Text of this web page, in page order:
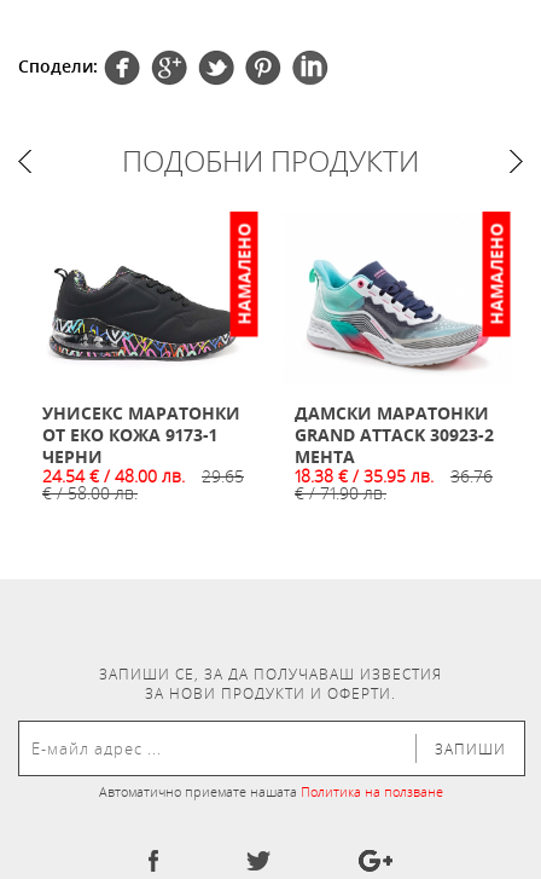
Сподели:
ПОДОБНИ ПРОДУКТИ
НАМАЛЕНО
УНИСЕКС МАРАТОНКИ
ОТ ЕКО КОЖА 9173-1
ЧЕРНИ
24.54 € / 48.00 лв.
29.65
€ / 58.00 лв.
НАМАЛЕНО
ДАМСКИ МАРАТОНКИ
GRAND ATTACK 30923-2
МЕНТА
18.38 € / 35.95 лв.
36.76
€ / 71.90 лв.
ЗАПИШИ СЕ, ЗА ДА ПОЛУЧАВАШ ИЗВЕСТИЯ
ЗА НОВИ ПРОДУКТИ И ОФЕРТИ.
ЗАПИШИ
Автоматично приемате нашата Политика на ползване